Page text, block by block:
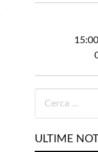
ULTIME